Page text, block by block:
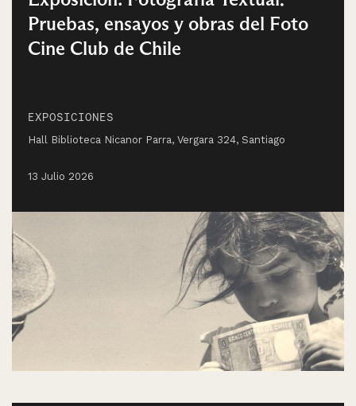
Pruebas, ensayos y obras del Foto
Cine Club de Chile
EXPOSICIONES
Hall Biblioteca Nicanor Parra, Vergara 324, Santiago
13 Julio 2026